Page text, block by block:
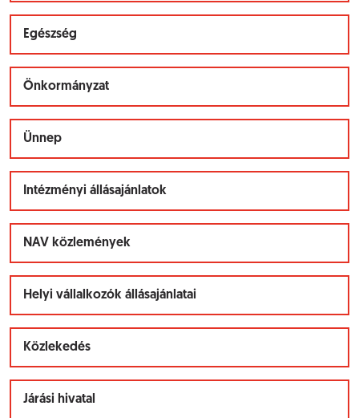
Egészség
Önkormányzat
Ünnep
Intézményi állásajánlatok
NAV közlemények
Helyi vállalkozók állásajánlatai
Közlekedés
Járási hivatal